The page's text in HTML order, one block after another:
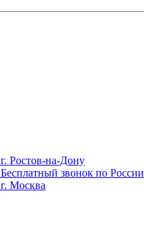
г. Ростов-на-Дону
Бесплатный звонок по России
г. Москва